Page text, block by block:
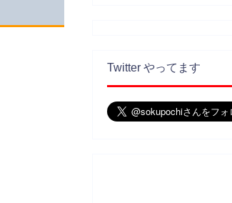
Twitter やってます